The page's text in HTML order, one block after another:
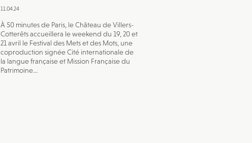
11.04.24
À 50 minutes de Paris, le Château de Villers-
Cotterêts accueillera le weekend du 19, 20 et
21 avril le Festival des Mets et des Mots, une
coproduction signée Cité internationale de
la langue française et Mission Française du
Patrimoine...